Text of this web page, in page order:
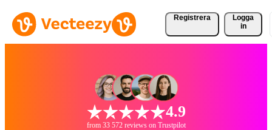
Registrera
Logga
in
4.9
from 33 572 reviews on Trustpilot